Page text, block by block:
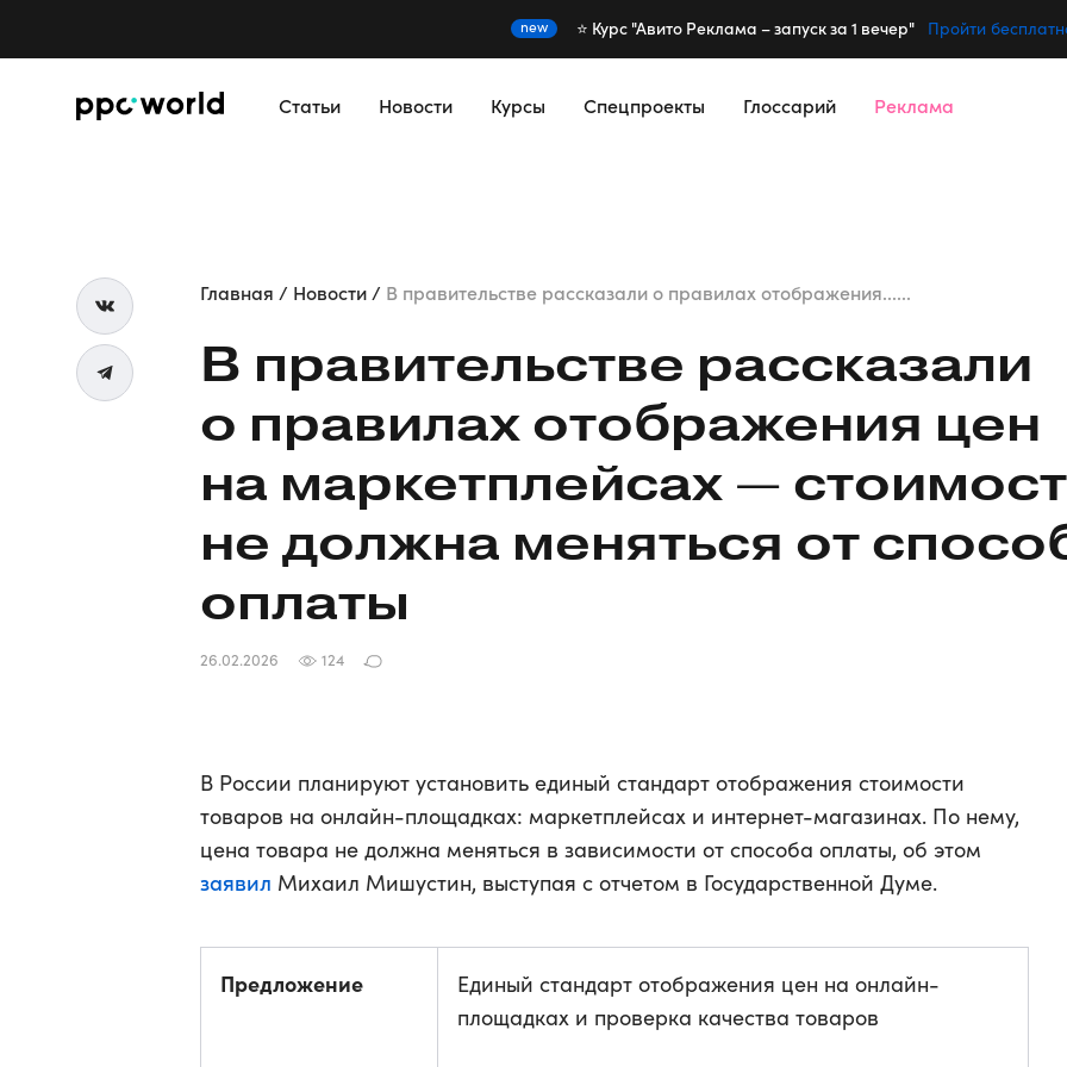
new ⭐️ Курс "Авито Реклама – запуск за 1 вечер" Пройти
Статьи Новости Курсы Спецпроекты Глоссарий Реклама
Главная Новости В правительстве рассказали о правилах отображения......
В правительстве рассказали
о правилах отображения цен
на маркетплейсах —
не должна меняться от
оплаты
26.02.2026 124
В России планируют установить единый стандарт отображения стоимости
товаров на онлайн-площадках: маркетплейсах и интернет-магазинах. По нему,
цена товара не должна меняться в зависимости от способа оплаты, об этом
заявил Михаил Мишустин, выступая с отчетом в Государственной Думе.
Предложение
Единый стандарт отображения цен на онлайн-
площадках и проверка качества товаров